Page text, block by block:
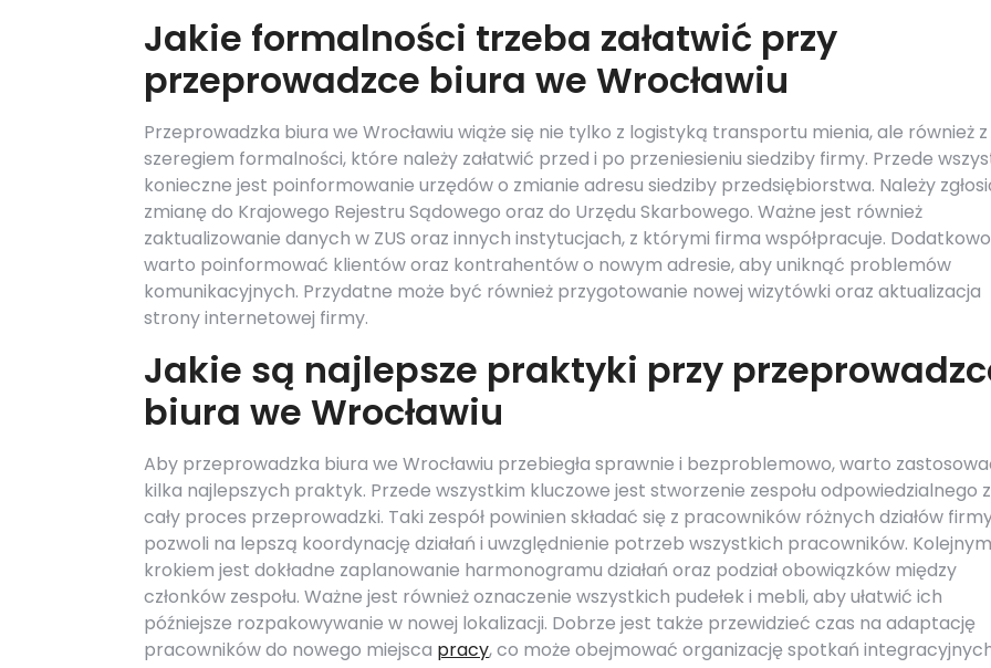
Jakie formalności trzeba załatwić przy
przeprowadzce biura we Wrocławiu
Przeprowadzka biura we Wrocławiu wiąże się nie tylko z logistyką transportu mienia, ale również z
szeregiem formalności, które należy załatwić przed i po przeniesieniu siedziby firmy. Przede
konieczne jest poinformowanie urzędów o zmianie adresu siedziby przedsiębiorstwa. Należy
zmianę do Krajowego Rejestru Sądowego oraz do Urzędu Skarbowego. Ważne jest również
zaktualizowanie danych w ZUS oraz innych instytucjach, z którymi firma współpracuje. Dodatkowo
warto poinformować klientów oraz kontrahentów o nowym adresie, aby uniknąć problemów
komunikacyjnych. Przydatne może być również przygotowanie nowej wizytówki oraz aktualizacja
strony internetowej firmy.
Jakie są najlepsze praktyki przy
biura we Wrocławiu
Aby przeprowadzka biura we Wrocławiu przebiegła sprawnie i bezproblemowo, warto
kilka najlepszych praktyk. Przede wszystkim kluczowe jest stworzenie zespołu odpowiedzialnego
cały proces przeprowadzki. Taki zespół powinien składać się z pracowników różnych działów
pozwoli na lepszą koordynację działań i uwzględnienie potrzeb wszystkich pracowników. Kolejnym
krokiem jest dokładne zaplanowanie harmonogramu działań oraz podział obowiązków między
członków zespołu. Ważne jest również oznaczenie wszystkich pudełek i mebli, aby ułatwić ich
późniejsze rozpakowywanie w nowej lokalizacji. Dobrze jest także przewidzieć czas na adaptację
pracowników do nowego miejsca pracy, co może obejmować organizację spotkań